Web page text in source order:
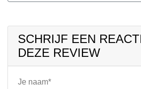
SCHRIJF EEN
DEZE REVIEW
Je naam*